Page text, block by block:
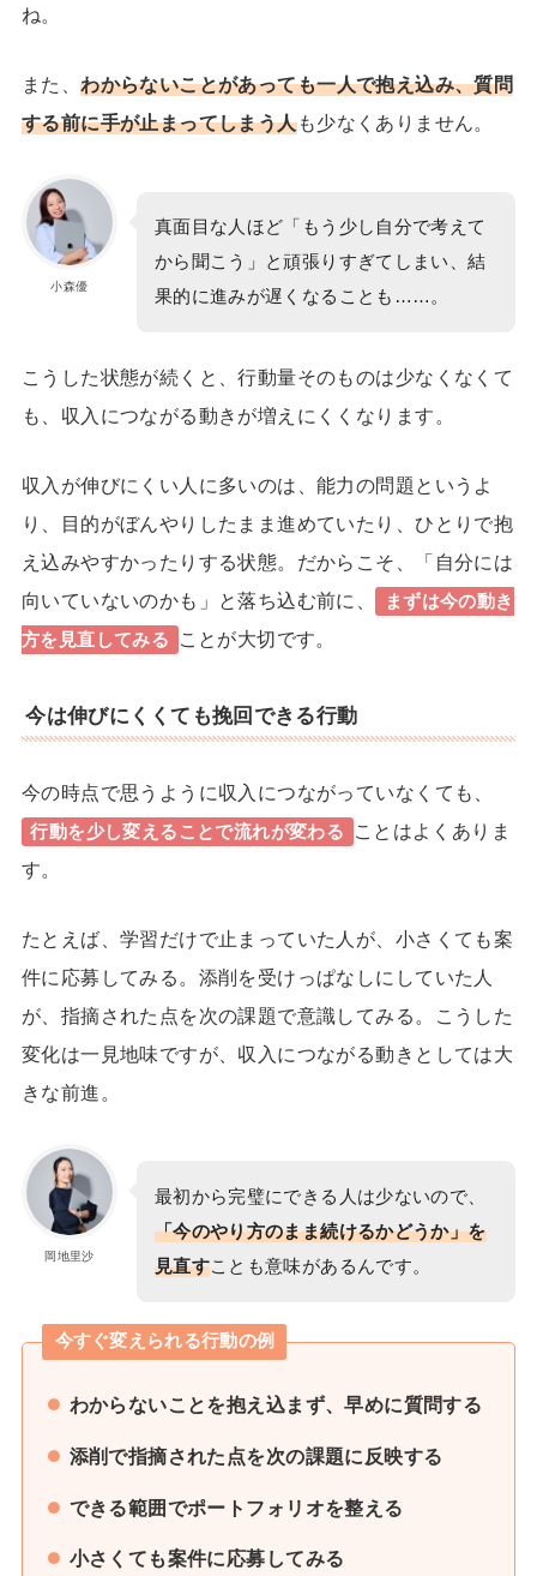
ね。
また、わからないことがあっても一人で抱え込み、質問
する前に手が止まってしまう人も少なくありません。
小森優
真面目な人ほど「もう少し自分で考えて
から聞こう」と頑張りすぎてしまい、結
果的に進みが遅くなることも……。
こうした状態が続くと、行動量そのものは少なくなくて
も、収入につながる動きが増えにくくなります。
収入が伸びにくい人に多いのは、能力の問題というよ
り、目的がぼんやりしたまま進めていたり、ひとりで抱
え込みやすかったりする状態。だからこそ、「自分には
向いていないのかも」と落ち込む前に、
まずは今の動き
方を見直してみる
ことが大切です。
今は伸びにくくても挽回できる行動
今の時点で思うように収入につながっていなくても、
行動を少し変えることで流れが変わる
ことはよくありま
す。
たとえば、学習だけで止まっていた人が、小さくても案
件に応募してみる。添削を受けっぱなしにしていた人
が、指摘された点を次の課題で意識してみる。こうした
変化は一見地味ですが、収入につながる動きとしては大
きな前進。
岡地里沙
最初から完璧にできる人は少ないので、
「今のやり方のまま続けるかどうか」を
見直すことも意味があるんです。
今すぐ変えられる行動の例
わからないことを抱え込まず、早めに質問する
添削で指摘された点を次の課題に反映する
できる範囲でポートフォリオを整える
小さくても案件に応募してみる